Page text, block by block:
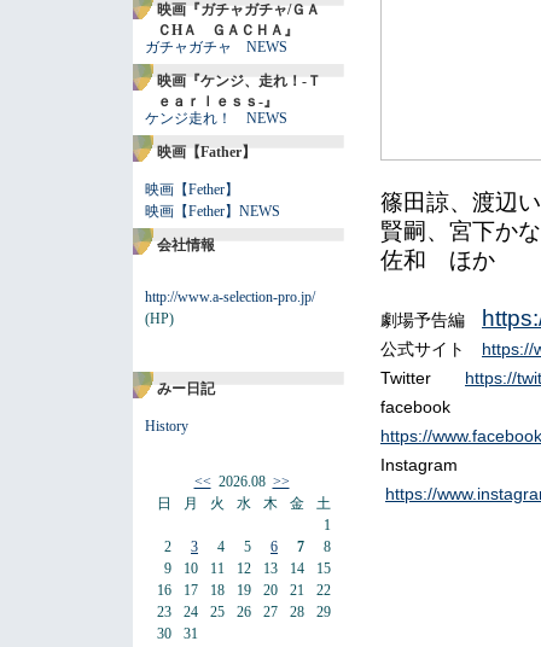
映画『ガチャガチャ/ＧＡ
ＣHＡ ＧＡＣＨＡ』
ガチャガチャ NEWS
映画『ケンジ、走れ！-Ｔ
ｅａｒｌｅｓｓ-』
ケンジ走れ！ NEWS
映画【Father】
映画【Fether】
映画【Fether】NEWS
会社情報
http://www.a-selection-pro.jp/
(HP)
みー日記
History
<<2026.08 >>
日
2
9
16
23
30
月
3
10
17
24
31
火
4
11
18
25
水
5
12
19
26
木
6
13
20
27
金
7
14
21
28
土
1
8
15
22
29
篠田諒、渡辺
賢嗣、宮下か
佐和 ほか
劇場予告編
公式サイト https://
Twitter https://
facebook
https://
Instagram
https://